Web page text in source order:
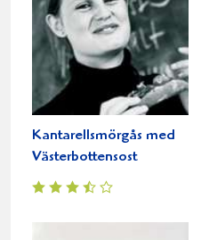
Kantarellsmörgås med
Västerbottensost